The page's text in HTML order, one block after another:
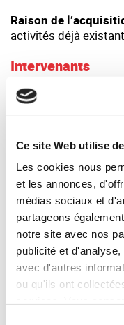
Ce site Web utilise
Les cookies nous
et les annonces,
médias sociaux et
partageons
notre site avec nos
publicité et
avec d'autres
ou qu'ils ont
Raison de
activités déjà
Intervenants
CONSEILS CÉDANT
M&A: Bernard
CONSEILS
Juridique: Thierry
GARANCE (Tours)
Témoignage
"C’est la